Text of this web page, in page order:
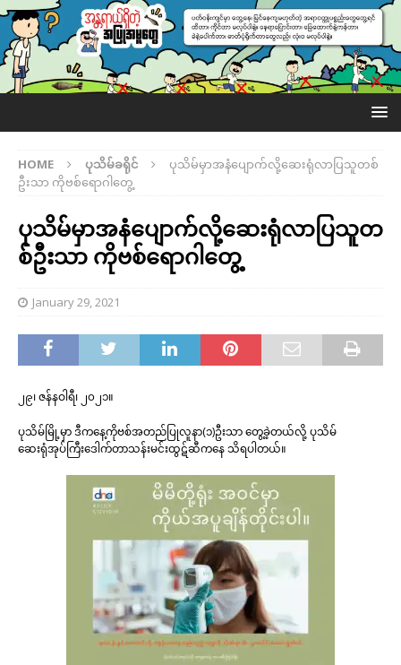
HOME ပုသိမ်ခရိုင်
ပုသိမ်မှာအနံပျောက်လို့ဆေးရုံလာပြသူတစ်
ဦးသာ ကိုဗစ်ရောဂါတွေ့
ပုသိမ်မှာအနံပျောက်လို့ဆေးရုံလာပြသူတ
စ်ဦးသာ ကိုဗစ်ရောဂါတွေ့
January 29, 2021
၂၉၊ ဇန်နဝါရီ၊ ၂၀၂၁။
ပုသိမ်မြို့မှာ ဒီကနေ့ကိုဗစ်အတည်ပြုလူနာ(၁)ဦးသာ တွေ့ခဲ့တယ်လို့ ပုသိမ်
ဆေးရုံအုပ်ကြီးဒေါက်တာသန်းမင်းထွဋ်ဆီကနေ သိရပါတယ်။